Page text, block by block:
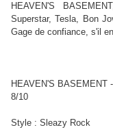
HEAVEN'S
Superstar, Tesla, Bon
Gage de confiance, s'il
HEAVEN'S BASEMENT
8/10
Style : Sleazy Rock